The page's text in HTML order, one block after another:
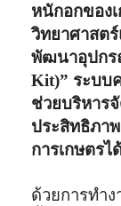
หนักอกของ
วิทยาศาสต
พัฒนาอุปกร
Kit)” ระบบ
ช่วยบริหาร
ประสิทธิภา
การเกษตรไ
ด้วยการทำ